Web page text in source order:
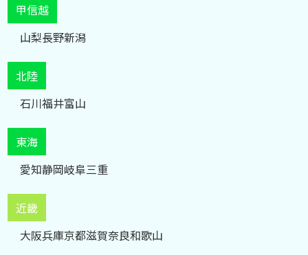
甲信越
山梨長野新潟
北陸
石川福井富山
東海
愛知静岡岐阜三重
近畿
大阪兵庫京都滋賀奈良和歌山